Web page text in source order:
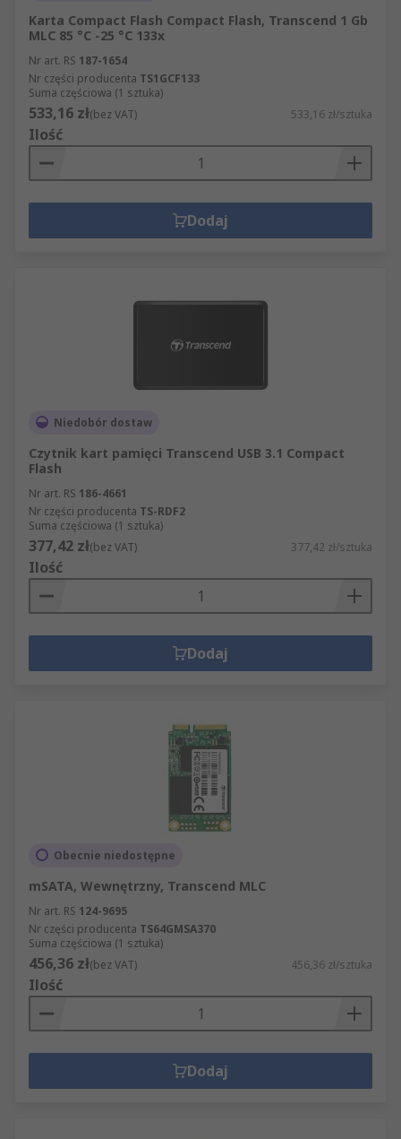
Karta Compact Flash Compact Flash, Transcend 1 Gb
MLC 85 °C -25 °C 133x
Nr art. RS 187-1654
Nr części producenta TS1GCF133
Suma częściowa (1 sztuka)
533,16 zł(bez VAT) 533,16 zł/sztuka
Ilość
Dodaj
Niedobór dostaw
Czytnik kart pamięci Transcend USB 3.1 Compact
Flash
Nr art. RS 186-4661
Nr części producenta TS-RDF2
Suma częściowa (1 sztuka)
377,42 zł(bez VAT) 377,42 zł/sztuka
Ilość
Dodaj
Obecnie niedostępne
mSATA, Wewnętrzny, Transcend MLC
Nr art. RS 124-9695
Nr części producenta TS64GMSA370
Suma częściowa (1 sztuka)
456,36 zł(bez VAT) 456,36 zł/sztuka
Ilość
Dodaj